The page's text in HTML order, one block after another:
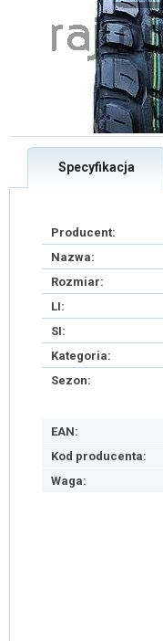
Specyfikacja
Producent:
Nazwa:
Rozmiar:
LI:
SI:
Kategoria:
Sezon:
EAN:
Kod producenta:
Waga: